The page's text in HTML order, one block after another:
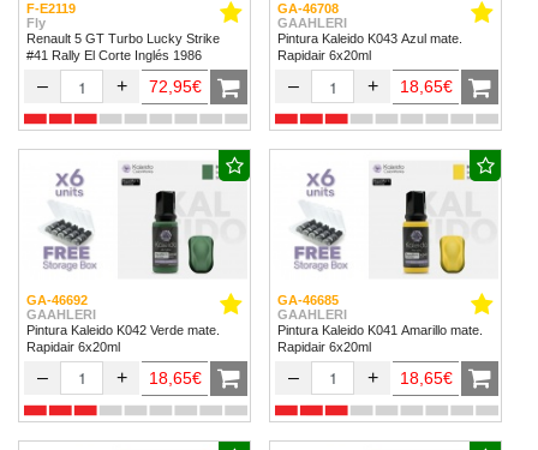
F-E2119
Fly
Renault 5 GT Turbo Lucky Strike
#41 Rally El Corte Inglés 1986
– + 72,95€
GA-46708
GAAHLERI
Pintura Kaleido K043 Azul mate.
Rapidair 6x20ml
– + 18,65€
GA-46692
GAAHLERI
Pintura Kaleido K042 Verde mate.
Rapidair 6x20ml
– + 18,65€
GA-46685
GAAHLERI
Pintura Kaleido K041 Amarillo mate.
Rapidair 6x20ml
– + 18,65€